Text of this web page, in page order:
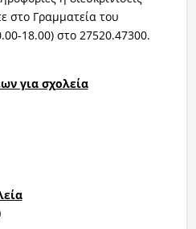
στο Γραμματεία του
18.00) στο 27520.47300.
για σχολεία